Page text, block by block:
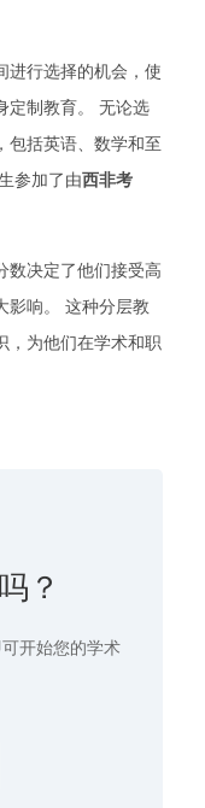
进行选择的机会，使
定制教育。 无论选
包括英语、数学和至
参加了由西非考
数决定了他们接受高
影响。 这种分层教
，为他们在学术和职
？
开始您的学术